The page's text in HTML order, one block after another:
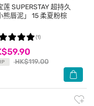
莲SUPERSTAY 超持久
「小熊唇泥」 15 柔夏粉棕
HK$119.00
(1)